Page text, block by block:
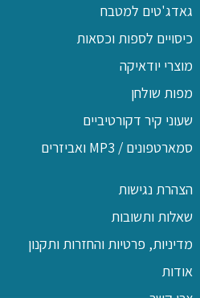
גאדג'טים למטבח
כיסויים לספות וכסאות
מוצרי יודאיקה
מפות שולחן
שעוני קיר דקורטיביים
סמארטפונים / MP3 ואביזרים
הצהרת נגישות
שאלות ותשובות
מדיניות, פרטיות והחזרות ותקנון
אודות